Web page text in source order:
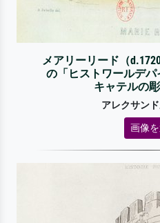
メアリーリード（
の「ヒストワールデパ
キャテルの
アレクサン
画像